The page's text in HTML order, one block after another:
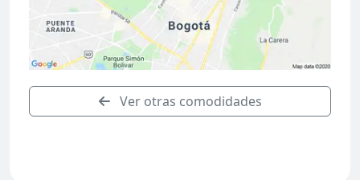
Ver otras comodidades